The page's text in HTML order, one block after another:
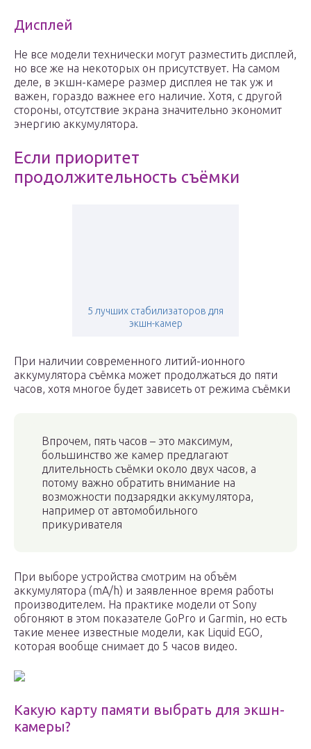
Дисплей
Не все модели технически могут разместить дисплей,
но все же на некоторых он присутствует. На самом
деле, в экшн-камере размер дисплея не так уж и
важен, гораздо важнее его наличие. Хотя, с другой
стороны, отсутствие экрана значительно экономит
энергию аккумулятора.
Если приоритет
продолжительность съёмки
5 лучших стабилизаторов для
экшн-камер
При наличии современного литий-ионного
аккумулятора съёмка может продолжаться до пяти
часов, хотя многое будет зависеть от режима съёмки
Впрочем, пять часов – это максимум,
большинство же камер предлагают
длительность съёмки около двух часов, а
потому важно обратить внимание на
возможности подзарядки аккумулятора,
например от автомобильного
прикуривателя
При выборе устройства смотрим на объём
аккумулятора (mA/h) и заявленное время работы
производителем. На практике модели от Sony
обгоняют в этом показателе GoPro и Garmin, но есть
такие менее известные модели, как Liquid EGO,
которая вообще снимает до 5 часов видео.
Какую карту памяти выбрать для экшн-
камеры?